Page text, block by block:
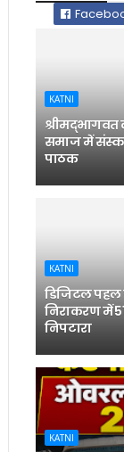
KATNI
समाज में
पाठक
KATNI
डिजिटल पहल
निराकरण में
निपटारा
KATNI